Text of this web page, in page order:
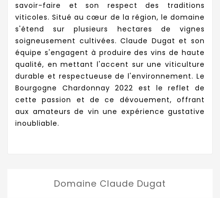
savoir-faire et son respect des traditions
viticoles. Situé au cœur de la région, le domaine
s'étend sur plusieurs hectares de vignes
soigneusement cultivées. Claude Dugat et son
équipe s'engagent à produire des vins de haute
qualité, en mettant l'accent sur une viticulture
durable et respectueuse de l'environnement. Le
Bourgogne Chardonnay 2022 est le reflet de
cette passion et de ce dévouement, offrant
aux amateurs de vin une expérience gustative
inoubliable.
Domaine Claude Dugat